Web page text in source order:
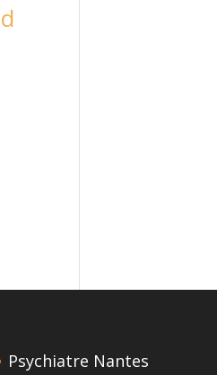
Psychiatre Nantes